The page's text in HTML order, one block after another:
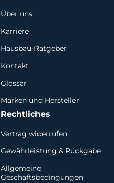
Über uns
Karriere
Hausbau-Ratgeber
Kontakt
Glossar
Marken und Hersteller
Rechtliches
Vertrag widerrufen
Gewährleistung & Rückgabe
Allgemeine
Geschäftsbedingungen